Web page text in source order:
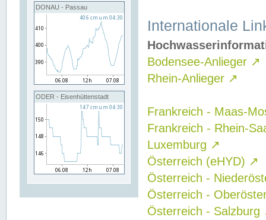
DONAU - Passau
ODER - Eisenhüttenstadt
Internationale
Bodensee-Anlieger ↗
Rhein-Anlieger ↗
Frankreich - Maas-
Frankreich - Rhein-
Luxemburg ↗
Österreich (eHYD) ↗
Österreich -
Österreich -
Österreich - Salzburg